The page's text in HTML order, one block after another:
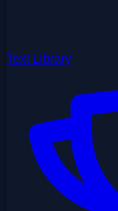
Text Library